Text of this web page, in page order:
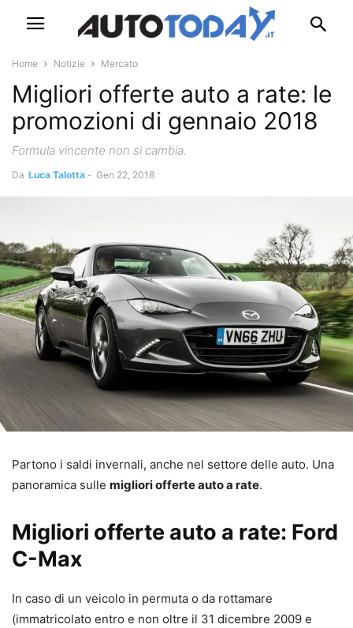
Home Notizie Mercato
Migliori offerte auto a rate: le
promozioni di gennaio 2018
Formula vincente non si cambia.
Da Luca Talotta - Gen 22, 2018
Partono i saldi invernali, anche nel settore delle auto. Una
panoramica sulle migliori offerte auto a rate.
Migliori offerte auto a rate: Ford
C-Max
In caso di un veicolo in permuta o da rottamare
(immatricolato entro e non oltre il 31 dicembre 2009 e